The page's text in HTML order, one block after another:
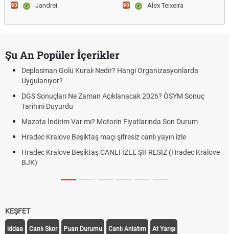
93 Jandrei 90 Alex Teixeira
Şu An Popüler İçerikler
Deplasman Golü Kuralı Nedir? Hangi Organizasyonlarda
Uygulanıyor?
DGS Sonuçları Ne Zaman Açıklanacak 2026? ÖSYM Sonuç
Tarihini Duyurdu
Mazota İndirim Var mı? Motorin Fiyatlarında Son Durum
Hradec Kralove Beşiktaş maçı şifresiz canlı yayın izle
Hradec Kralove Beşiktaş CANLI İZLE ŞİFRESİZ (Hradec Kralove
BJK)
KEŞFET
iddaa Canlı Skor Puan Durumu Canlı Anlatım At Yarışı